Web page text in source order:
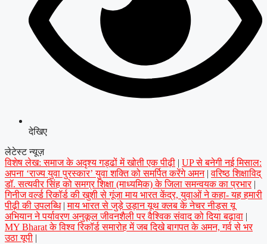
देखिए
लेटेस्ट न्यूज़
विशेष लेख: समाज के अदृश्य गड्ढों में खोती एक पीढ़ी | UP से बनेगी नई मिसाल:
अपना ‘राज्य युवा पुरस्कार’ युवा शक्ति को समर्पित करेंगे अमन | वरिष्ठ शिक्षाविद्
डॉ. सत्यवीर सिंह को समग्र शिक्षा (माध्यमिक) के जिला समन्वयक का प्रभार |
गिनीज वर्ल्ड रिकॉर्ड की खुशी से गूंजा माय भारत केंद्र, युवाओं ने कहा- यह हमारी
पीढ़ी की उपलब्धि | माय भारत से जुड़े उड़ान यूथ क्लब के नेचर नीड्स यू
अभियान ने पर्यावरण अनुकूल जीवनशैली पर वैश्विक संवाद को दिया बढ़ावा |
MY Bharat के विश्व रिकॉर्ड समारोह में जब दिखे बागपत के अमन, गर्व से भर
उठा यूपी |